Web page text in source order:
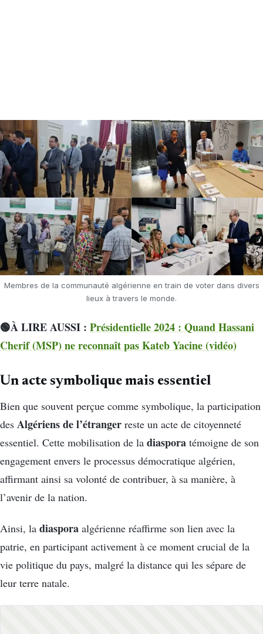
Membres de la communauté algérienne en train de voter dans divers
lieux à travers le monde.
🟢À LIRE AUSSI : Présidentielle 2024 : Quand Hassani
Cherif (MSP) ne reconnaît pas Kateb Yacine (vidéo)
Un acte symbolique mais essentiel
Bien que souvent perçue comme symbolique, la participation
des Algériens de l’étranger reste un acte de citoyenneté
essentiel. Cette mobilisation de la diaspora témoigne de son
engagement envers le processus démocratique algérien,
affirmant ainsi sa volonté de contribuer, à sa manière, à
l’avenir de la nation.
Ainsi, la diaspora algérienne réaffirme son lien avec la
patrie, en participant activement à ce moment crucial de la
vie politique du pays, malgré la distance qui les sépare de
leur terre natale.